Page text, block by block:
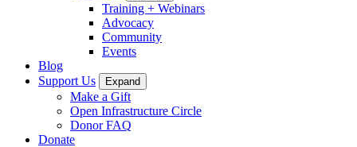
Training + Webinars
Advocacy
Community
Events
Blog
Support Us
Expand
Make a Gift
Open Infrastructure Circle
Donor FAQ
Donate